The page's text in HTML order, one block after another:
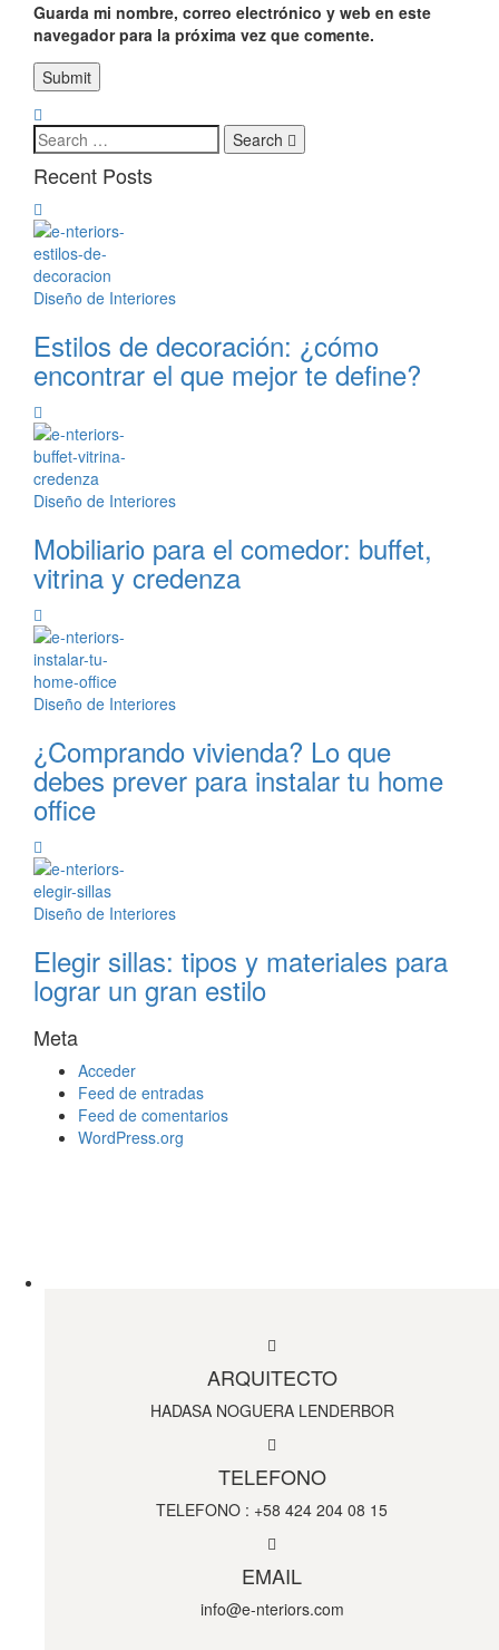
Guarda mi nombre, correo electrónico y web en este
navegador para la próxima vez que comente.
Search
Recent Posts
Diseño de Interiores
Estilos de decoración: ¿cómo
encontrar el que mejor te define?
Diseño de Interiores
Mobiliario para el comedor: buffet,
vitrina y credenza
Diseño de Interiores
¿Comprando vivienda? Lo que
debes prever para instalar tu home
office
Diseño de Interiores
Elegir sillas: tipos y materiales para
lograr un gran estilo
Meta
Acceder
Feed de entradas
Feed de comentarios
WordPress.org
ARQUITECTO
HADASA NOGUERA LENDERBOR
TELEFONO
TELEFONO : +58 424 204 08 15
EMAIL
info@e-nteriors.com